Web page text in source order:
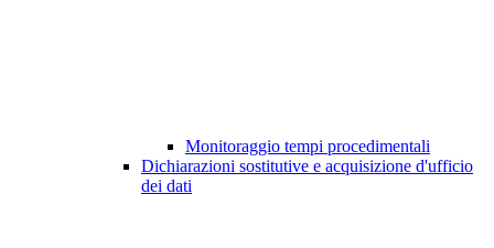
Monitoraggio tempi procedimentali
Dichiarazioni sostitutive e acquisizione d'ufficio
dei dati